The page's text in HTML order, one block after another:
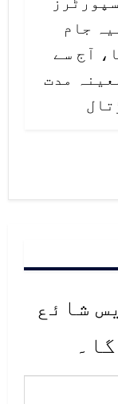
جام
آج سے
مدت
شائع